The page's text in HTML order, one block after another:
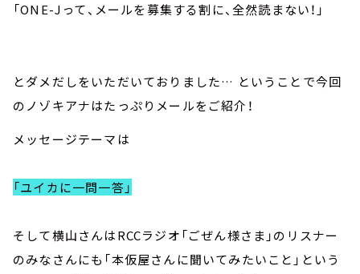
「ONE-Jって、メールを募集する割に、全然読まない！」
とダメだしをいただいておりました… ということで今回
のノゾキアナはたっぷりメールをご紹介！
メッセージテーマは
「ユイカに一問一答」
そして横山さんはRCCラジオ「ごぜん様さま」のリスナー
のみなさんにも「本仮屋さんに聞いてみたいこと」という